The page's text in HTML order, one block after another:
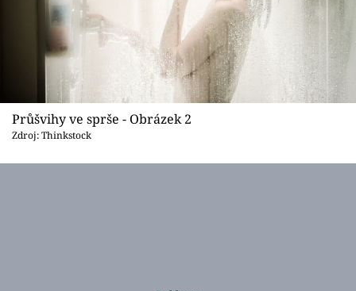
Průšvihy ve sprše - Obrázek 2
Zdroj: Thinkstock